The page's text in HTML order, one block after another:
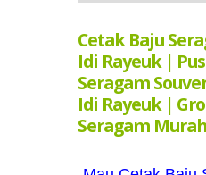
Cetak Baju
Idi Rayeuk |
Seragam
Idi Rayeuk |
Seragam